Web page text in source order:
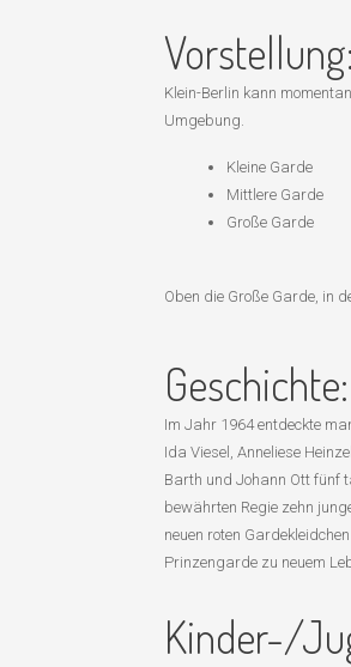
Vorstellung:
Klein-Berlin kann
Umgebung.
Kleine Garde
Mittlere Garde
Große Garde
Oben die Große Garde, in
Geschichte:
Im Jahr 1964 entdeckte
Ida Viesel, Anneliese
Barth und Johann Ott fünf
bewährten Regie zehn
neuen roten
Prinzengarde zu neuem
Kinder-/